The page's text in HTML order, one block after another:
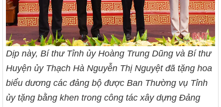
Dịp này, Bí thư Tỉnh ủy Hoàng Trung Dũng và Bí thư
Huyện ủy Thạch Hà Nguyễn Thị Nguyệt đã tặng hoa
biểu dương các đảng bộ được Ban Thường vụ Tỉnh
ủy tặng bằng khen trong công tác xây dựng Đảng